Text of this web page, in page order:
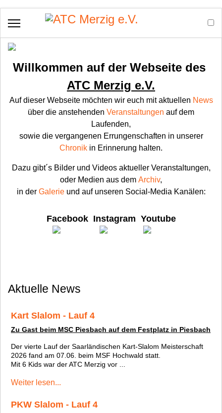
Willkommen auf der Webseite des
ATC Merzig e.V.
Auf dieser Webseite möchten wir euch mit aktuellen News
über die anstehenden Veranstaltungen auf dem
Laufenden,
sowie die vergangenen Errungenschaften in unserer
Chronik in Erinnerung halten.
Dazu gibt´s Bilder und Videos aktueller Veranstaltungen,
oder Medien aus dem Archiv,
in der Galerieund auf unseren Social-Media Kanälen:
Facebook Instagram Youtube
Aktuelle News
Kart Slalom - Lauf 4
Zu Gast beim MSC Piesbach auf dem Festplatz in Piesbach
Der vierte Lauf der Saarländischen Kart-Slalom Meisterschaft
2026 fand am 07.06. beim MSF Hochwald statt.
Mit 6 Kids war der ATC Merzig vor ...
Weiter lesen...
PKW Slalom - Lauf 4